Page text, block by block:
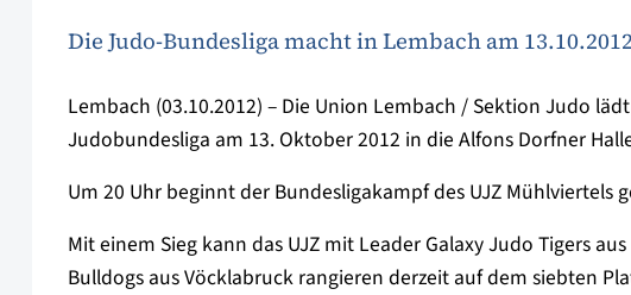
Die Judo-Bundesliga macht in Lembach am
Lembach (03.10.2012) – Die Union Lembach / Sektion Judo
Judobundesliga am 13. Oktober 2012 in die Alfons Dorfner
Um 20 Uhr beginnt der Bundesligakampf des UJZ Mühlviertels
Mit einem Sieg kann das UJZ mit Leader Galaxy Judo Tigers
Bulldogs aus Vöcklabruck rangieren derzeit auf dem siebten